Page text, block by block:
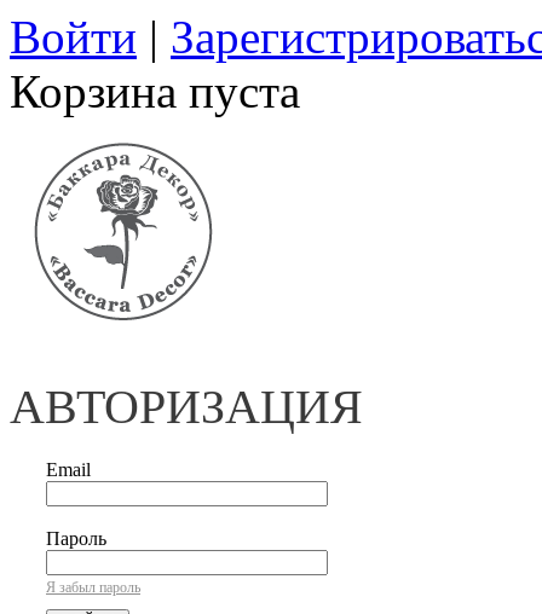
Войти |
Корзина пуста
АВТОРИЗАЦИЯ
Email
Пароль
Я забыл пароль